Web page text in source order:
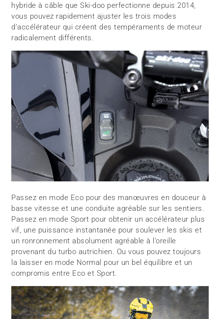
hybride à câble que Ski-doo perfectionne depuis 2014,
vous pouvez rapidement ajuster les trois modes
d’accélérateur qui créent des tempéraments de moteur
radicalement différents.
Passez en mode Eco pour des manœuvres en douceur à
basse vitesse et une conduite agréable sur les sentiers.
Passez en mode Sport pour obtenir un accélérateur plus
vif, une puissance instantanée pour soulever les skis et
un ronronnement absolument agréable à l’oreille
provenant du turbo autrichien. Ou vous pouvez toujours
la laisser en mode Normal pour un bel équilibre et un
compromis entre Eco et Sport.